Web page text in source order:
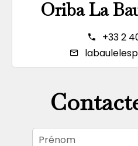
Oriba La
+33 2